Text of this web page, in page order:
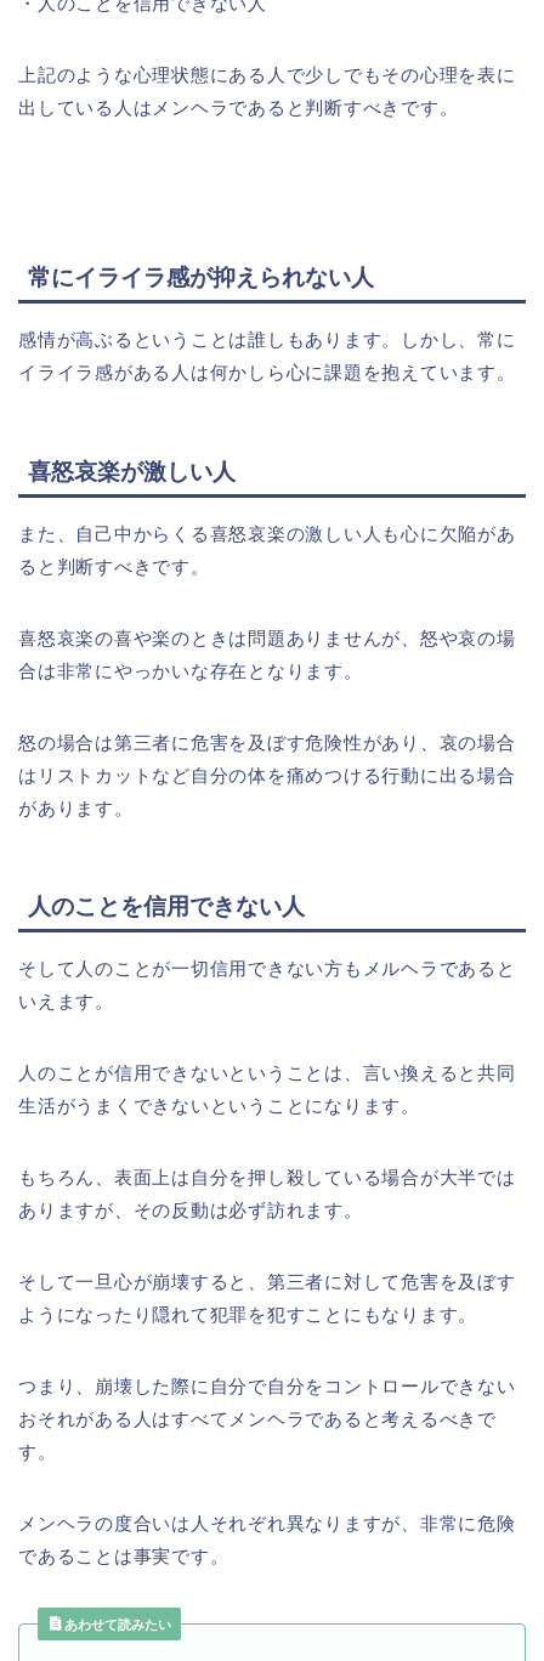
上記のような心理状態にある人で少しでもその心理を表に
出している人はメンヘラであると判断すべきです。
常にイライラ感が抑えられない人
感情が高ぶるということは誰しもあります。しかし、常に
イライラ感がある人は何かしら心に課題を抱えています。
喜怒哀楽が激しい人
また、自己中からくる喜怒哀楽の激しい人も心に欠陥があ
ると判断すべきです。
喜怒哀楽の喜や楽のときは問題ありませんが、怒や哀の場
合は非常にやっかいな存在となります。
怒の場合は第三者に危害を及ぼす危険性があり、哀の場合
はリストカットなど自分の体を痛めつける行動に出る場合
があります。
人のことを信用できない人
そして人のことが一切信用できない方もメルヘラであると
いえます。
人のことが信用できないということは、言い換えると共同
生活がうまくできないということになります。
もちろん、表面上は自分を押し殺している場合が大半では
ありますが、その反動は必ず訪れます。
そして一旦心が崩壊すると、第三者に対して危害を及ぼす
ようになったり隠れて犯罪を犯すことにもなります。
つまり、崩壊した際に自分で自分をコントロールできない
おそれがある人はすべてメンヘラであると考えるべきで
す。
メンヘラの度合いは人それぞれ異なりますが、非常に危険
であることは事実です。
あわせて読みたい